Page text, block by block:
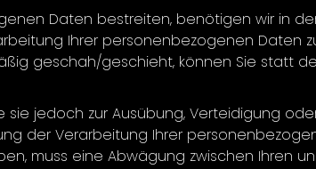
Daten bestreiten, benötigen wir in
Ihrer personenbezogenen Daten
geschah/geschieht, können Sie statt
jedoch zur Ausübung, Verteidigung
der Verarbeitung Ihrer
muss eine Abwägung zwischen Ihren